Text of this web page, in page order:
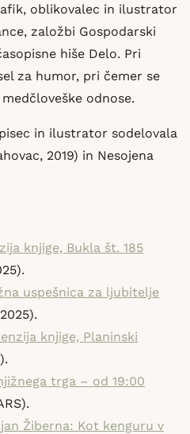
oblikovalec in ilustrator
založbi Gospodarski
hiše Delo. Pri
za humor, pri čemer se
odnose.
in ilustrator sodelovala
2019) in Nesojena
knjige, Bukla št. 185
uspešnica za ljubitelje
knjige, Planinski
trga – od 19:00
Žiberna: Kot kenguru v